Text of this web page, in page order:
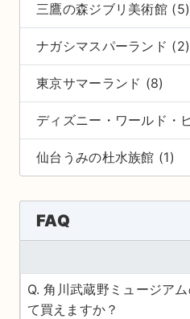
三鷹の森ジブリ美術館 (5)
ナガシマスパーランド (2)
東京サマーランド (8)
ディズニー・ワールド・
仙台うみの杜水族館 (1)
FAQ
Q. 角川武蔵野ミュージア
て買えますか？